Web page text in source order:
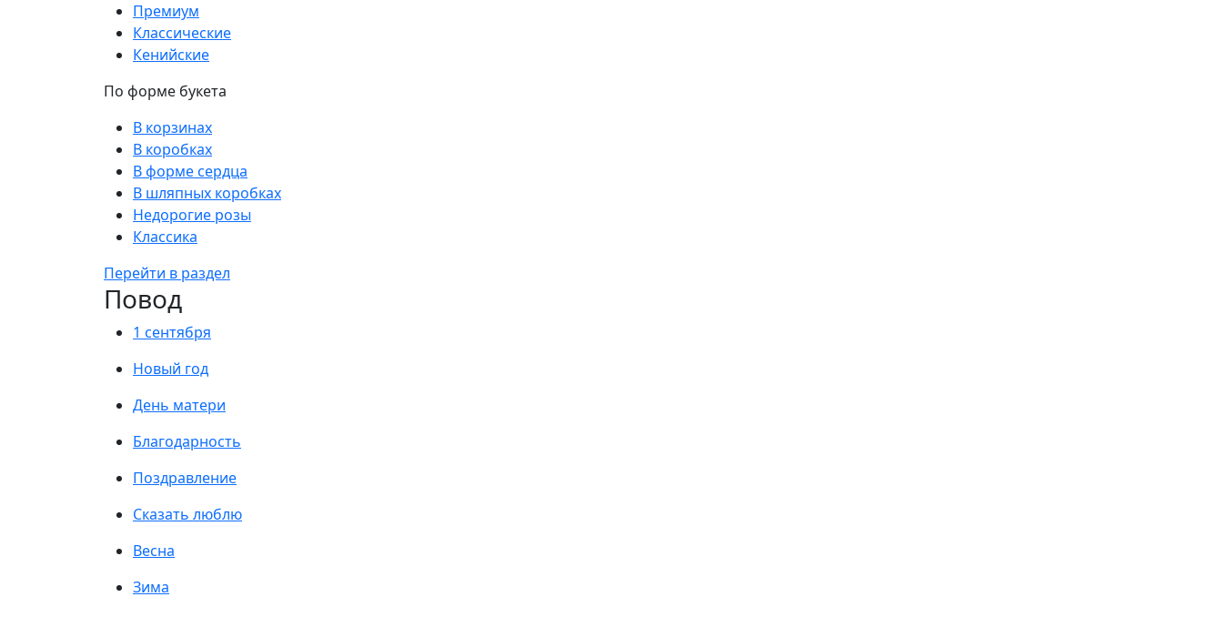
Премиум
Классические
Кенийские
По форме букета
В корзинах
В коробках
В форме сердца
В шляпных коробках
Недорогие розы
Классика
Перейти в раздел
Повод
1 сентября
Новый год
День матери
Благодарность
Поздравление
Сказать люблю
Весна
Зима